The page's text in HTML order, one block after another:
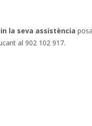
la seva assistència
al 902 102 917.